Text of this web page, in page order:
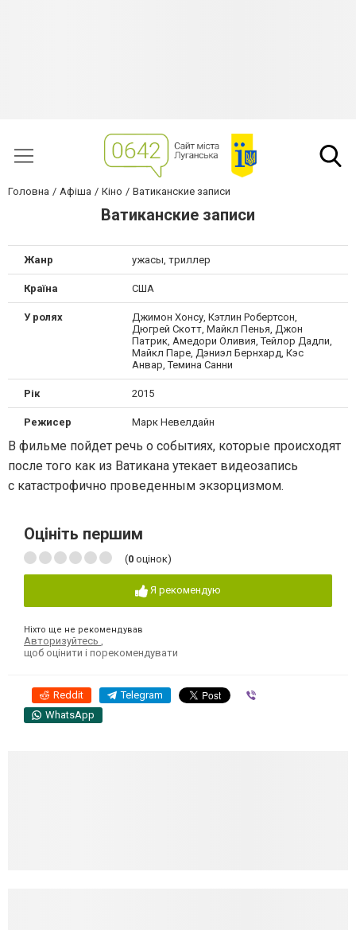
Головна Афіша Кіно Ватиканские записи
Ватиканские записи
Жанр ужасы, триллер
Країна США
У ролях
Джимон Хонсу, Кэтлин Робертсон,
Дюгрей Скотт, Майкл Пенья, Джон
Патрик, Амедори Оливия, Тейлор Дадли,
Майкл Паре, Дэниэл Бернхард, Кэс
Анвар, Темина Санни
Рік 2015
Режисер Марк Невелдайн
В фильме пойдет речь о событиях, которые происходят
после того как из Ватикана утекает видеозапись
с катастрофично проведенным экзорцизмом.
Оцініть першим
(0 оцінок)
Я рекомендую
Ніхто ще не рекомендував
Авторизуйтесь
щоб оцінити і порекомендувати
Reddit Telegram
WhatsApp